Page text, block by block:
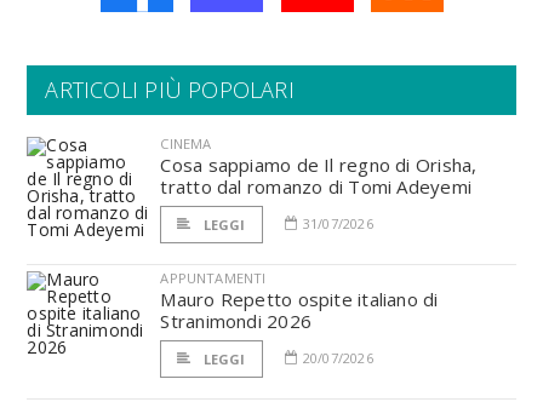
ARTICOLI PIÙ POPOLARI
CINEMA
Cosa sappiamo de Il regno di Orisha,
tratto dal romanzo di Tomi Adeyemi
LEGGI 31/07/2026
APPUNTAMENTI
Mauro Repetto ospite italiano di
Stranimondi 2026
LEGGI 20/07/2026